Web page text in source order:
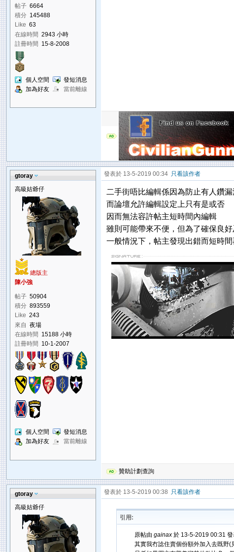
帖子 6664
積分 145488
Like 63
在線時間 2943 小時
註冊時間 15-8-2008
個人空間
發短消息
加為好友
當前離線
gtoray
高級姑爺仔
總版主
陳小強
帖子 50904
積分 893559
Like 243
來自
夜場
在線時間 15188 小時
註冊時間
10-1-2007
個人空間
發短消息
加為好友
當前離線
發表於 13-5-2019 00:34 只看該作者
二手街唔比編輯係因為防止有人鑽
而論壇允許編輯設定上只有是或否
因而無法容許帖主短時間內編輯
雖則可能帶來不便，但為了確保良
一般情況下，帖主發現出錯而短時
贊助計劃查詢
gtoray
高級姑爺仔
發表於 13-5-2019 00:38 只看該作者
引用:
原帖由gainax 於 13-5-2019 00:31
其實我冇諗住賣個份額外加入去既野(